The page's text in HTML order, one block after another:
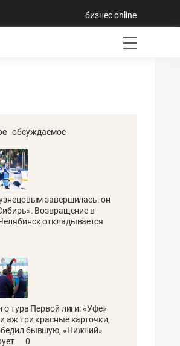
бизнес online
обсуждаемое
завершилась: он
Возвращение в
откладывается
тура Первой лиги: «Уфе»
аж три красные карточки,
бывшую, «Нижний»
0